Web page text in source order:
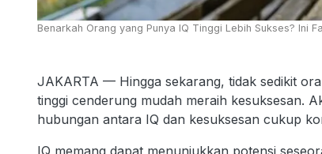
Benarkah Orang yang Punya IQ Tinggi Lebih Sukses? Ini
JAKARTA — Hingga sekarang, tidak sedikit
tinggi cenderung mudah meraih kesuksesan.
hubungan antara IQ dan kesuksesan cukup